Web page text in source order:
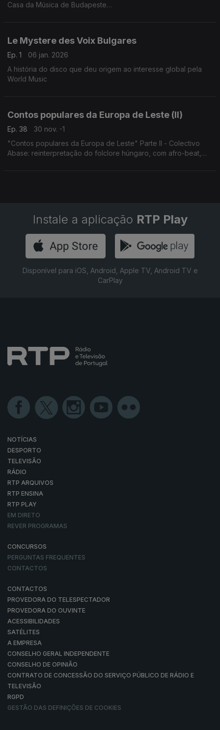
Casa da Música de Budapeste
Le Mystere des Voix Bulgares
Ep. 1
06 jan. 2026
A história do disco que deu origem ao interesse global pela
World Music
Contos populares da Europa de Leste (II)
Ep. 38
30 nov. -1
"Contos populares da Europa de Leste" Parte II - Colectivo
Abase: reinterpretação do folclore húngaro, com afro-beat,
Instale a aplicação RTP Play
Disponível para iOS, Android, Apple TV, Android TV e
CarPlay
NOTÍCIAS
DESPORTO
TELEVISÃO
RÁDIO
RTP ARQUIVOS
RTP ENSINA
RTP PLAY
EM DIRETO
REVER PROGRAMAS
CONCURSOS
PERGUNTAS FREQUENTES
CONTACTOS
CONTACTOS
PROVEDORA DO TELESPECTADOR
PROVEDORA DO OUVINTE
ACESSIBILIDADES
SATÉLITES
A EMPRESA
CONSELHO GERAL INDEPENDENTE
CONSELHO DE OPINIÃO
CONTRATO DE CONCESSÃO DO SERVIÇO PÚBLICO DE RÁDIO E
TELEVISÃO
RGPD
GESTÃO DAS DEFINIÇÕES DE COOKIES